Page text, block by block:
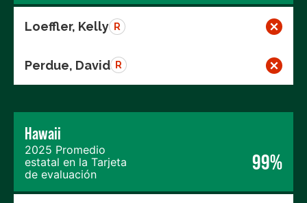
Loeffler, Kelly R
Perdue, David R
Hawaii
2025 Promedio
estatal en la Tarjeta
de evaluación
99%